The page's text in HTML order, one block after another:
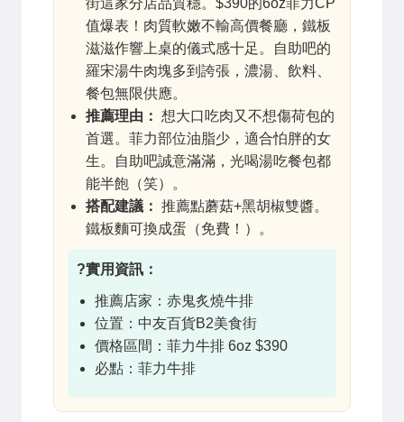
值爆表！肉質軟嫩不輸高價餐廳，鐵板
滋滋作響上桌的儀式感十足。自助吧的
羅宋湯牛肉塊多到誇張，濃湯、飲料、
餐包無限供應。
推薦理由： 想大口吃肉又不想傷荷包的
首選。菲力部位油脂少，適合怕胖的女
生。自助吧誠意滿滿，光喝湯吃餐包都
能半飽（笑）。
搭配建議： 推薦點蘑菇+黑胡椒雙醬。
鐵板麵可換成蛋（免費！）。
?實用資訊：
推薦店家：赤鬼炙燒牛排
位置：中友百貨B2美食街
價格區間：菲力牛排 6oz $390
必點：菲力牛排